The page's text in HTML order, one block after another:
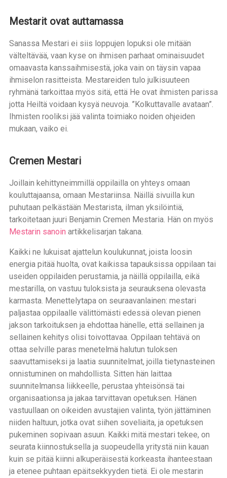
Mestarit ovat auttamassa
Sanassa Mestari ei siis loppujen lopuksi ole mitään
välteltävää, vaan kyse on ihmisen parhaat ominaisuudet
omaavasta kanssaihmisestä, joka vain on täysin vapaa
ihmiselon rasitteista. Mestareiden tulo julkisuuteen
ryhmänä tarkoittaa myös sitä, että He ovat ihmisten parissa
jotta Heiltä voidaan kysyä neuvoja. ”Kolkuttavalle avataan”.
Ihmisten rooliksi jää valinta toimiako noiden ohjeiden
mukaan, vaiko ei.
Cremen Mestari
Joillain kehittyneimmillä oppilailla on yhteys omaan
kouluttajaansa, omaan Mestariinsa. Näillä sivuilla kun
puhutaan pelkästään Mestarista, ilman yksilöintiä,
tarkoitetaan juuri Benjamin Cremen Mestaria. Hän on myös
Mestarin sanoin artikkelisarjan takana.
Kaikki ne lukuisat ajattelun koulukunnat, joista loosin
energia pitää huolta, ovat kaikissa tapauksissa oppilaan tai
useiden oppilaiden perustamia, ja näillä oppilailla, eikä
mestarilla, on vastuu tuloksista ja seurauksena olevasta
karmasta. Menettelytapa on seuraavanlainen: mestari
paljastaa oppilaalle välittömästi edessä olevan pienen
jakson tarkoituksen ja ehdottaa hänelle, että sellainen ja
sellainen kehitys olisi toivottavaa. Oppilaan tehtävä on
ottaa selville paras menetelmä halutun tuloksen
saavuttamiseksi ja laatia suunnitelmat, joilla tietynasteinen
onnistuminen on mahdollista. Sitten hän laittaa
suunnitelmansa liikkeelle, perustaa yhteisönsä tai
organisaationsa ja jakaa tarvittavan opetuksen. Hänen
vastuullaan on oikeiden avustajien valinta, työn jättäminen
niiden haltuun, jotka ovat siihen soveliaita, ja opetuksen
pukeminen sopivaan asuun. Kaikki mitä mestari tekee, on
seurata kiinnostuksella ja suopeudella yritystä niin kauan
kuin se pitää kiinni alkuperäisestä korkeasta ihanteestaan
ja etenee puhtaan epäitsekkyyden tietä. Ei ole mestarin